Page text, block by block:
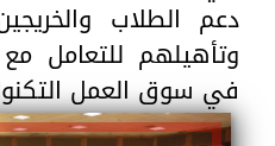
دعم الطلاب
وتأهيلهم للتعامل مع
في سوق العمل